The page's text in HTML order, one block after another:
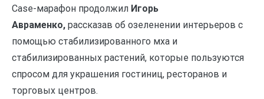
Сase-марафон продолжил Игорь
Авраменко, рассказав об озеленении интерьеров с
помощью стабилизированного мха и
стабилизированных растений, которые пользуются
спросом для украшения гостиниц, ресторанов и
торговых центров.